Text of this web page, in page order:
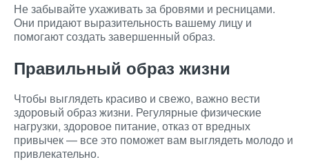
Не забывайте ухаживать за бровями и ресницами.
Они придают выразительность вашему лицу и
помогают создать завершенный образ.
Правильный образ жизни
Чтобы выглядеть красиво и свежо, важно вести
здоровый образ жизни. Регулярные физические
нагрузки, здоровое питание, отказ от вредных
привычек — все это поможет вам выглядеть молодо и
привлекательно.